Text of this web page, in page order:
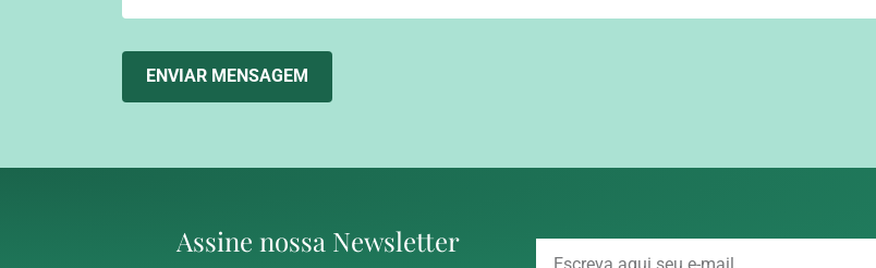
ENVIAR MENSAGEM
Assine nossa Newsletter